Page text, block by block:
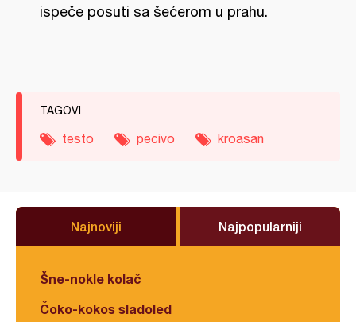
ispeče posuti sa šećerom u prahu.
TAGOVI
testo pecivo kroasan
Najnoviji Najpopularniji
Šne-nokle kolač
Čoko-kokos sladoled